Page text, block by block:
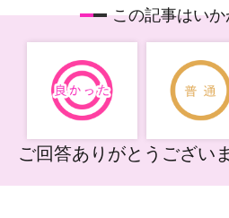
この記事はい
ご回答ありがとうござい